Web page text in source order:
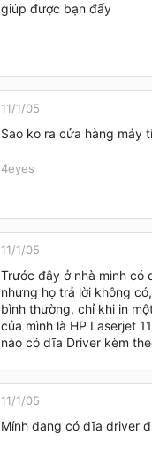
giúp được bạn đấy
11/1/05
Sao ko ra cửa hàng máy
4eyes
11/1/05
Trước đây ở nhà mình có
nhưng họ trả lời không
bình thường, chỉ khi in
của mình là HP Laserjet
nào có dĩa Driver kèm
11/1/05
Mính đang có đĩa driver